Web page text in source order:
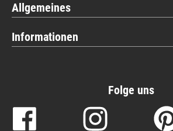
Allgemeines
Informationen
Folge uns